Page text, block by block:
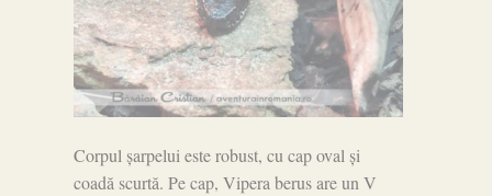
Corpul șarpelui este robust, cu cap oval și
coadă scurtă. Pe cap, Vipera berus are un V